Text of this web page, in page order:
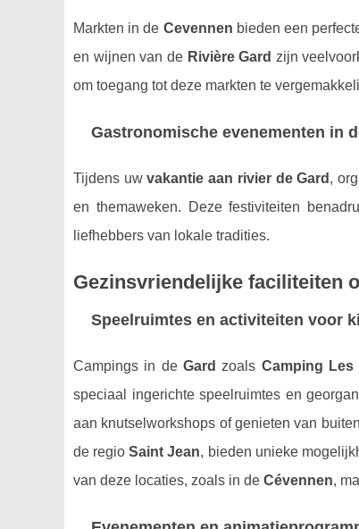
Markten in de Cevennen bieden een
en wijnen van de Rivière Gard zijn
om toegang tot deze markten te
Gastronomische evenementen in
Tijdens uwvakantie aan rivier de Gard ,
en themaweken. Deze festiviteiten
liefhebbers van lokale tradities.
Gezinsvriendelijke faciliteiten
Speelruimtes en activiteiten voor
Campings in de Gard zoals Camping Les
speciaal ingerichte speelruimtes en
aan knutselworkshops of genieten van
de regioSaint Jean, bieden unieke
van deze locaties, zoals in de Cévennen,